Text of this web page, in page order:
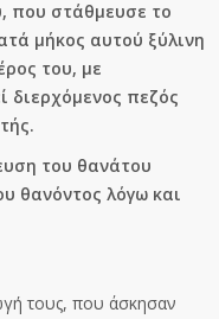
που στάθμευσε το
μήκος αυτού ξύλινη
του, με
διερχόμενος πεζός
του θανάτου
θανόντος λόγω και
τους, που άσκησαν